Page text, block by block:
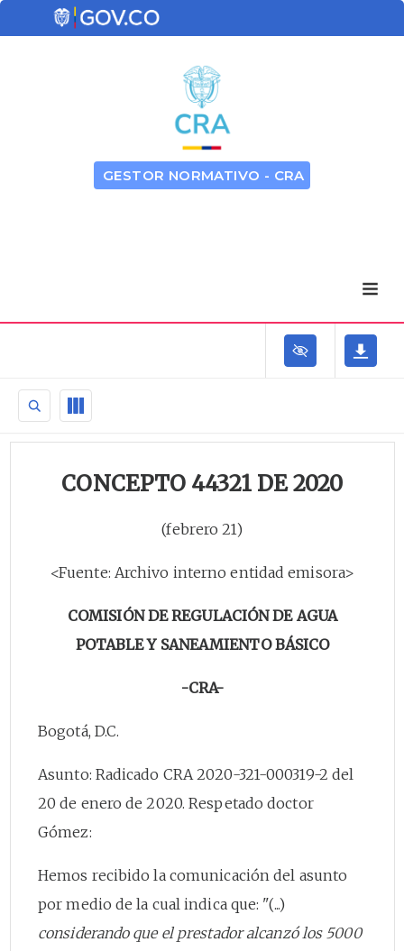
GESTOR NORMATIVO - CRA
CONCEPTO 44321 DE 2020
(febrero 21)
<Fuente: Archivo interno entidad emisora>
COMISIÓN DE REGULACIÓN DE AGUA
POTABLE Y SANEAMIENTO BÁSICO
-CRA-
Bogotá, D.C.
Asunto: Radicado CRA 2020-321-000319-2 del
20 de enero de 2020. Respetado doctor
Gómez:
Hemos recibido la comunicación del asunto
por medio de la cual indica que: "(...)
considerando que el prestador alcanzó los 5000